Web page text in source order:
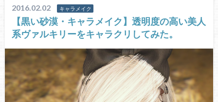
2016.02.02 キャラメイク
【黒い砂漠・キャラメイク】透明度の高い美人
系ヴァルキリーをキャラクリしてみた。